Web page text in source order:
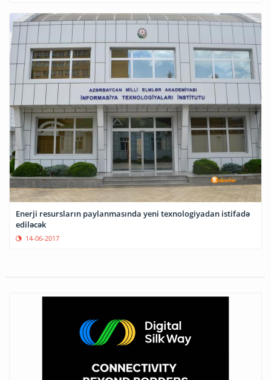
Enerji resursların paylanmasında yeni texnologiyadan istifadə
ediləcək
14-06-2017